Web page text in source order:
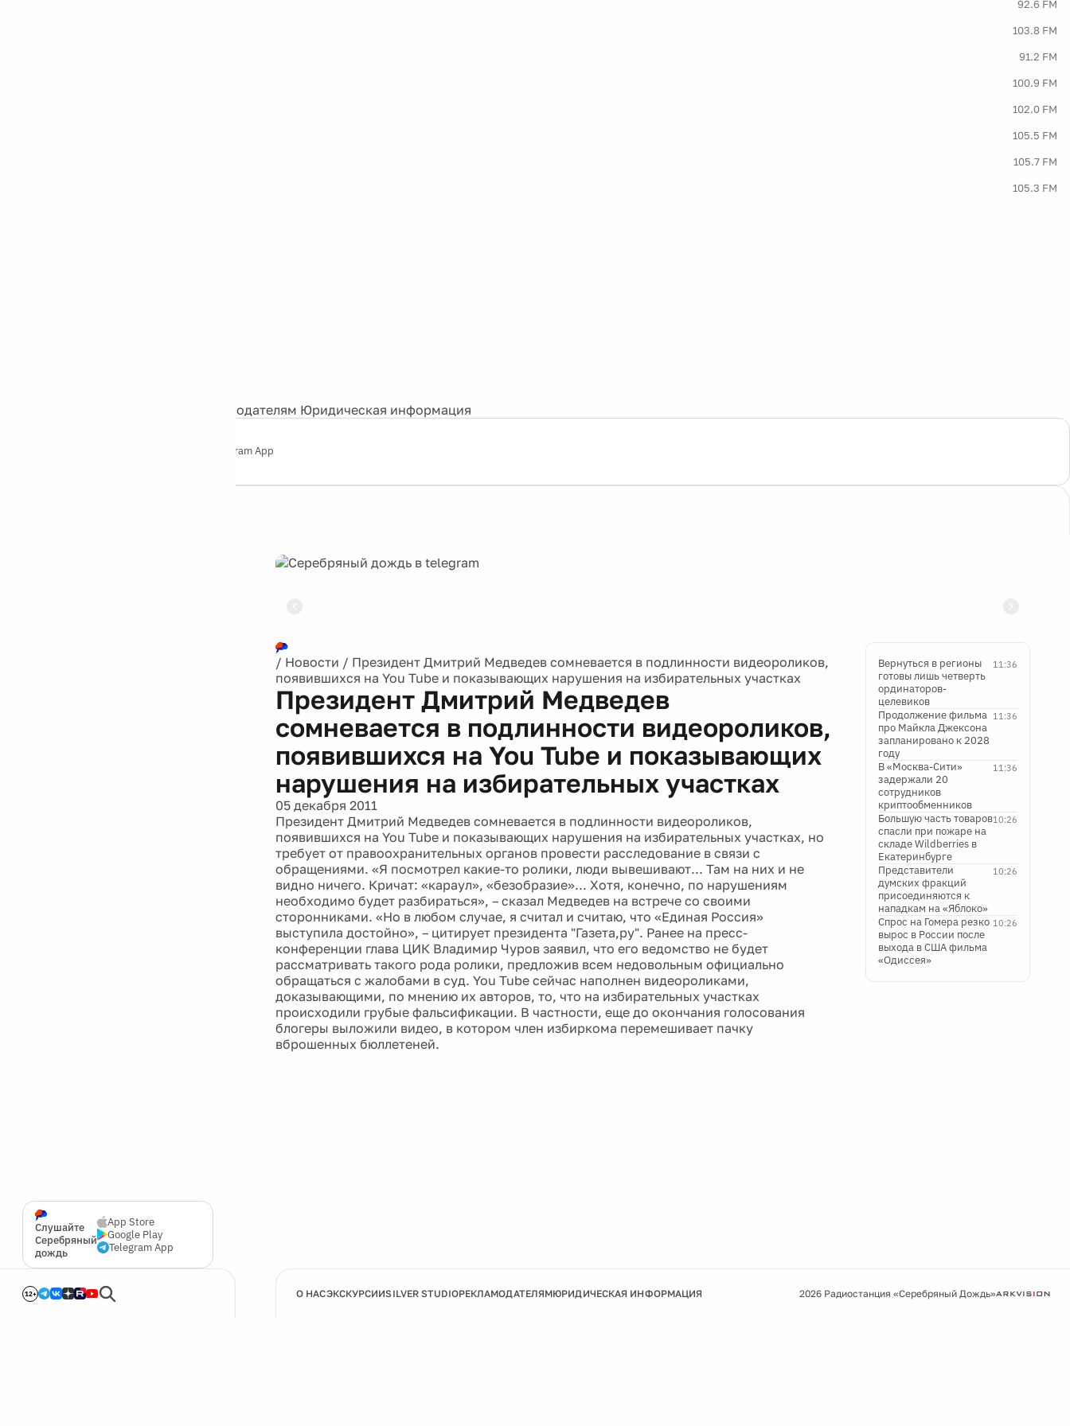
92.6 FM
103.8 FM
91.2 FM
100.9 FM
102.0 FM
105.5 FM
105.7 FM
105.3 FM
Рекламодателям Юридическая информация
Telegram App
Слушайте
Серебряный
дождь
App Store
Google Play
Telegram App
12+
/ Новости / Президент Дмитрий Медведев сомневается в подлинности видеороликов,
появившихся на You Tube и показывающих нарушения на избирательных участках
Президент Дмитрий Медведев
сомневается в подлинности видеороликов,
появившихся на You Tube и показывающих
нарушения на избирательных участках
05 декабря 2011
Президент Дмитрий Медведев сомневается в подлинности видеороликов,
появившихся на You Tube и показывающих нарушения на избирательных участках, но
требует от правоохранительных органов провести расследование в связи с
обращениями. «Я посмотрел какие-то ролики, люди вывешивают... Там на них и не
видно ничего. Кричат: «караул», «безобразие»... Хотя, конечно, по нарушениям
необходимо будет разбираться», – сказал Медведев на встрече со своими
сторонниками. «Но в любом случае, я считал и считаю, что «Единая Россия»
выступила достойно», – цитирует президента "Газета,ру". Ранее на пресс-
конференции глава ЦИК Владимир Чуров заявил, что его ведомство не будет
рассматривать такого рода ролики, предложив всем недовольным официально
обращаться с жалобами в суд. You Tube сейчас наполнен видеороликами,
доказывающими, по мнению их авторов, то, что на избирательных участках
происходили грубые фальсификации. В частности, еще до окончания голосования
блогеры выложили видео, в котором член избиркома перемешивает пачку
вброшенных бюллетеней.
11:36
Вернуться в регионы
готовы лишь четверть
ординаторов-
целевиков
11:36
Продолжение фильма
про Майкла Джексона
запланировано к 2028
году
11:36
В «Москва-Сити»
задержали 20
сотрудников
криптообменников
10:26
Большую часть товаров
спасли при пожаре на
складе Wildberries в
Екатеринбурге
10:26
Представители
думских фракций
присоединяются к
нападкам на «Яблоко»
10:26
Спрос на Гомера резко
вырос в России после
выхода в США фильма
«Одиссея»
О НАСЭКСКУРСИИSILVER STUDIOРЕКЛАМОДАТЕЛЯМЮРИДИЧЕСКАЯ ИНФОРМАЦИЯ 2026 Радиостанция «Серебряный Дождь»